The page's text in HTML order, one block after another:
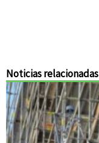
Noticias relacionadas